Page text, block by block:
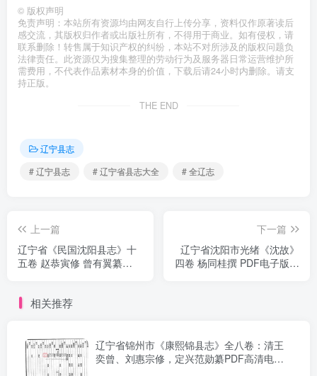
© 版权声明
免责声明：本站所有资源均由网友自行上传分享，资料仅作原著读后
感交流，其版权归作者或出版社所有，不得用于商业。如有侵权，请
联系删除！转售属于知识产权的纠纷，本站不对所涉及的版权问题负
法律责任。此资源仅为搜集整理的劳动行为及服务器日常运营维护所
需费用，不代表作品素材本身的价值，下载后请24小时内删除。请支
持正版。
THE END
辽宁县志
# 辽宁县志
# 辽宁省县志大全 # 全辽志
上一篇
辽宁省《民国沈阳县志》十
五卷 赵恭寅修 曾有翼纂
下一篇
辽宁省沈阳市光绪《沈故》
四卷 杨同桂撰 PDF电子版地
相关推荐
辽宁省锦州市《康熙锦县志》全八卷：清王
奕曾、刘惠宗修，定兴范勋纂PDF高清电子